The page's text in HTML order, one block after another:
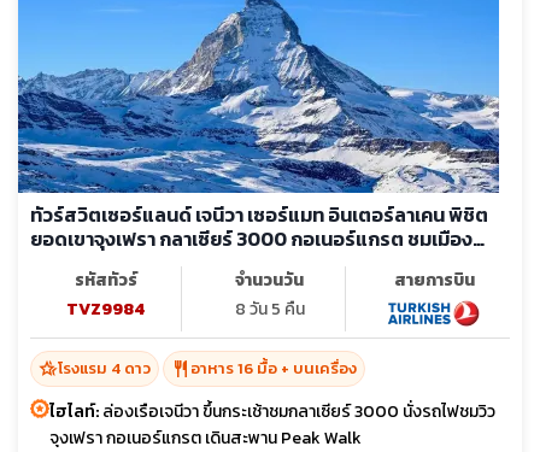
ทัวร์สวิตเซอร์แลนด์ เจนีวา เซอร์แมท อินเตอร์ลาเคน พิชิต
ยอดเขาจุงเฟรา กลาเซียร์ 3000 กอเนอร์แกรต ชมเมือง
รหัสทัวร์
TVZ9984
จำนวนวัน
8 วัน 5 คืน
สายการบิน
hotel_classโรงแรม 4 ดาว restaurant อาหาร 16 มื้อ + บนเครื่อง
ไฮไลท์:ล่องเรือเจนีวา ขึ้นกระเช้าชมกลาเซียร์ 3000 นั่งรถไฟชมวิว
จุงเฟรา กอเนอร์แกรต เดินสะพาน Peak Walk